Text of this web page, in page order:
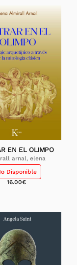
EN EL OLIMPO
arnal, elena
Disponible
16.00€